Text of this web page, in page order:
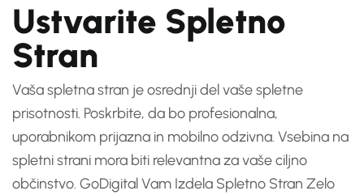
Ustvarite Spletno
Stran
Vaša spletna stran je osrednji del vaše spletne
prisotnosti. Poskrbite, da bo profesionalna,
uporabnikom prijazna in mobilno odzivna. Vsebina na
spletni strani mora biti relevantna za vaše ciljno
občinstvo. GoDigital Vam Izdela Spletno Stran Zelo